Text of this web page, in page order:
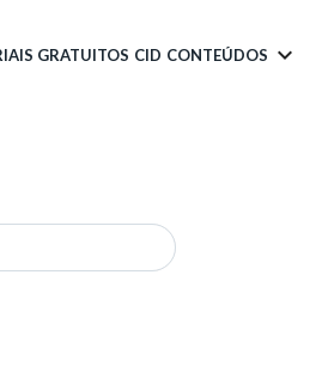
GRATUITOS CID CONTEÚDOS